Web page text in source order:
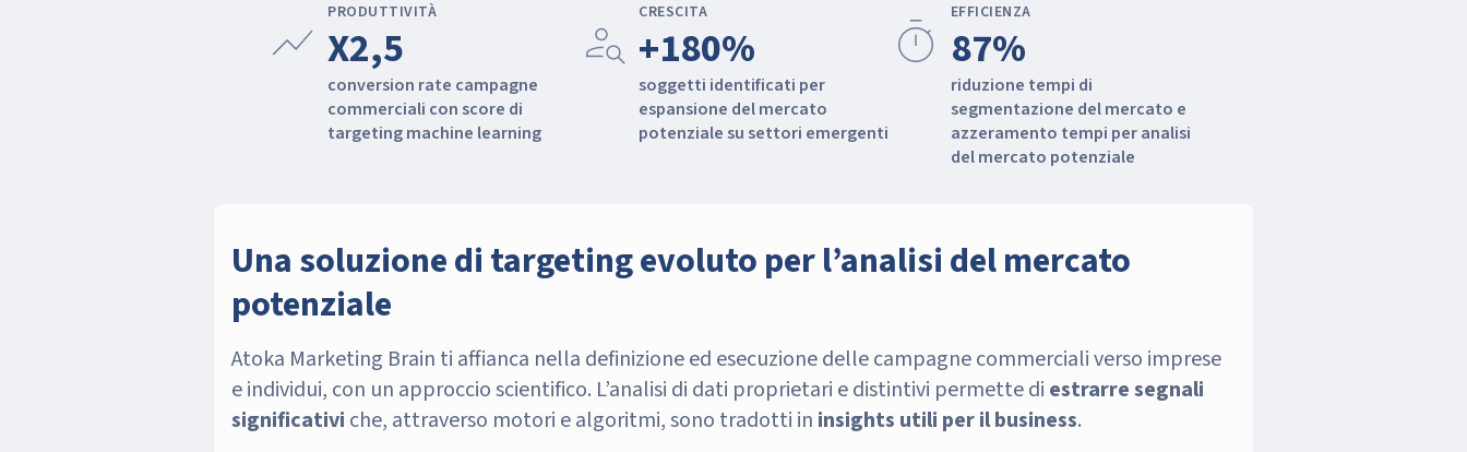
show_chart PRODUTTIVITÀ
X2,5
conversion rate campagne
commerciali con score di
targeting machine learning
person_search CRESCITA
+180%
soggetti identificati per
espansione del mercato
potenziale su settori emergenti
timer EFFICIENZA
87%
riduzione tempi di
segmentazione del mercato e
azzeramento tempi per analisi
del mercato potenziale
Una soluzione di targeting evoluto per l’analisi del mercato
potenziale
Atoka Marketing Brain ti affianca nella definizione ed esecuzione delle campagne commerciali verso imprese
e individui, con un approccio scientifico. L’analisi di dati proprietari e distintivi permette di estrarre segnali
significativi che, attraverso motori e algoritmi, sono tradotti in insights utili per il business.